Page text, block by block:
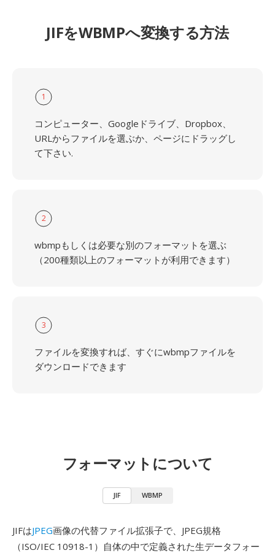
JIFをWBMPへ変換する方法
1
コンピューター、Googleドライブ、Dropbox、
URLからファイルを選ぶか、ページにドラッグし
て下さい.
2
wbmpもしくは必要な別のフォーマットを選ぶ
（200種類以上のフォーマットが利用できます）
3
ファイルを変換すれば、すぐにwbmpファイルを
ダウンロードできます
フォーマットについて
JIF WBMP
JIFはJPEG画像の代替ファイル拡張子で、JPEG規格
（ISO/IEC 10918-1）自体の中で定義された生データフォー